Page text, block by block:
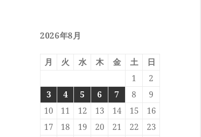
2026年8月
月 火 水 木 金 土
日
1
2
3
4 5 6 7 8
9
10
11 12 13 14 15
16
17
18 19 20 21 22
23